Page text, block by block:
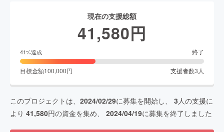
現在の支援総額
41,580円
41%達成 終了
目標金額100,000円 支援者数3 人
このプロジェクトは、 2024/02/29に募集を開始し、 3人の支援に
より 41,580円の資金を集め、 2024/04/19に募集を終了しました